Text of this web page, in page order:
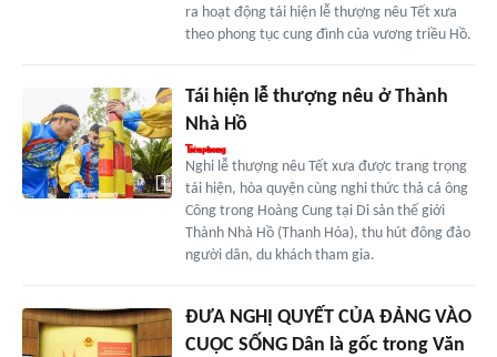
ra hoạt động tái hiện lễ thượng nêu Tết xưa
theo phong tục cung đình của vương triều Hồ.
Tái hiện lễ thượng nêu ở Thành
Nhà Hồ
Nghi lễ thượng nêu Tết xưa được trang trọng
tái hiện, hòa quyện cùng nghi thức thả cá ông
Công trong Hoàng Cung tại Di sản thế giới
Thành Nhà Hồ (Thanh Hóa), thu hút đông đảo
người dân, du khách tham gia.
ĐƯA NGHỊ QUYẾT CỦA ĐẢNG VÀO
CUỘC SỐNG Dân là gốc trong Văn